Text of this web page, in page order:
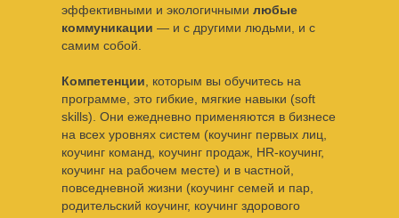
эффективными и экологичными любые
коммуникации — и с другими людьми, и с
самим собой.
Компетенции , которым вы обучитесь на
программе, это гибкие, мягкие навыки (soft
skills). Они ежедневно применяются в бизнесе
на всех уровнях систем (коучинг первых лиц,
коучинг команд, коучинг продаж, HR-коучинг,
коучинг на рабочем месте) и в частной,
повседневной жизни (коучинг семей и пар,
родительский коучинг, коучинг здорового